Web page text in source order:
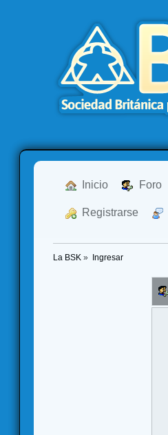
Inicio Foro
Registrarse
La BSK » Ingresar